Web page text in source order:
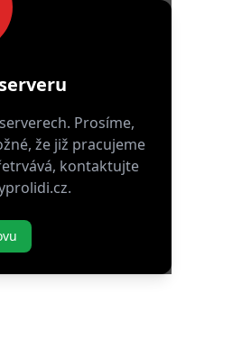
Prosíme,
že již pracujeme
kontaktujte